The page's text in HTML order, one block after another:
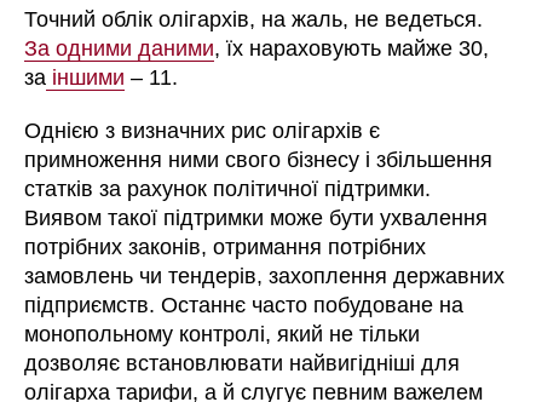
Точний облік олігархів, на жаль, не ведеться.
За одними даними, їх нараховують майже 30,
за іншими – 11.
Однією з визначних рис олігархів є
примноження ними свого бізнесу і збільшення
статків за рахунок політичної підтримки.
Виявом такої підтримки може бути ухвалення
потрібних законів, отримання потрібних
замовлень чи тендерів, захоплення державних
підприємств. Останнє часто побудоване на
монопольному контролі, який не тільки
дозволяє встановлювати найвигідніші для
олігарха тарифи, а й слугує певним важелем